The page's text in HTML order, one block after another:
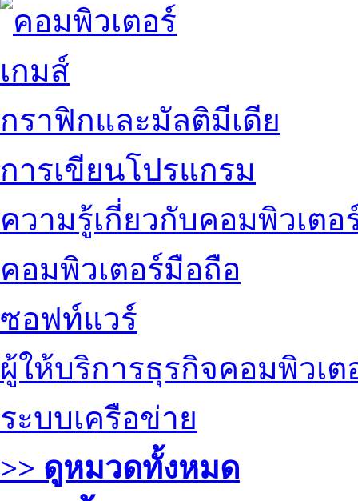
เกมส์
กราฟิกและมัลติมีเดีย
การเขียนโปรแกรม
ความรู้เกี่ยวกับคอมพิวเตอ
คอมพิวเตอร์มือถือ
ซอฟท์แวร์
ผู้ให้บริการธุรกิจคอมพิวเต
ระบบเครือข่าย
>> ดูหมวดทั้งหมด